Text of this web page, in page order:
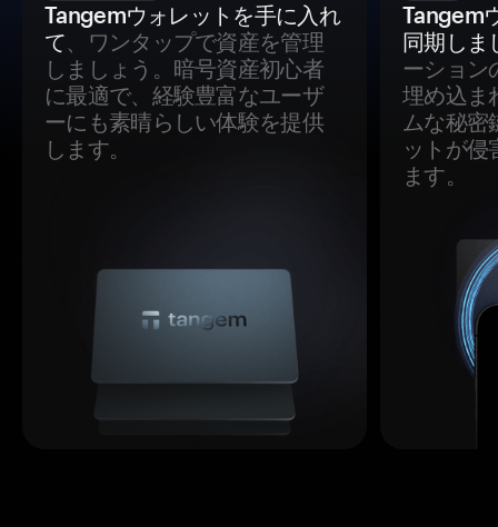
Tangemウォレットを手に入れ
て、ワンタップで資産を管理
しましょう。暗号資産初心者
に最適で、経験豊富なユーザ
ーにも素晴らしい体験を提供
します。
Tangem
同期しま
ーション
埋め込ま
ムな秘密
ットが侵
ます。